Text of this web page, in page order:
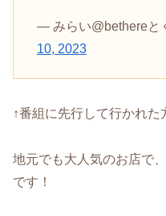
— みらい@bethereと
10, 2023
↑番組に先行して行かれ
地元でも大人気のお店で
です！